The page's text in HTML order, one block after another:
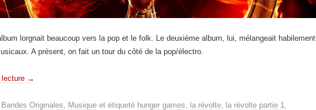
lorgnait beaucoup vers la pop et le folk. Le deuxième album, lui, mélangeait habilement
A présent, on fait un tour du côté de la pop/électro.
lecture →
Bandes Originales Musique et étiqueté hunger games la révolte la révolte partie 1